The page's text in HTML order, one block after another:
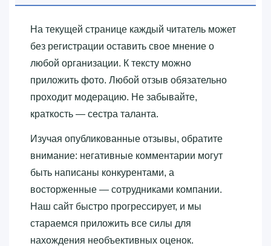
На текущей странице каждый читатель может
без регистрации оставить свое мнение о
любой организации. К тексту можно
приложить фото. Любой отзыв обязательно
проходит модерацию. Не забывайте,
краткость — сестра таланта.
Изучая опубликованные отзывы, обратите
внимание: негативные комментарии могут
быть написаны конкурентами, а
восторженные — сотрудниками компании.
Наш сайт быстро прогрессирует, и мы
стараемся приложить все силы для
нахождения необъективных оценок.